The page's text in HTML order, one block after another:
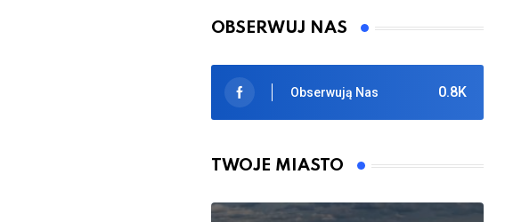
OBSERWUJ NAS
0.8K
Obserwują Nas
TWOJE MIASTO